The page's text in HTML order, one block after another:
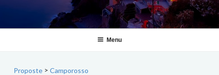
Menu
Proposte > Camporosso